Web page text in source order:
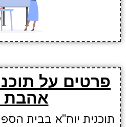
פרטים על
אהבת
תוכנית יוח"א בבית